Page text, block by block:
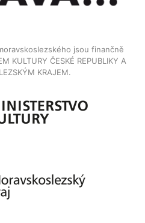
jsou finančně
KULTURY ČESKÉ REPUBLIKY A
KRAJEM.